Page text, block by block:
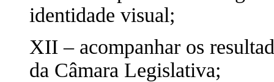
identidade visual;
XII – acompanhar os
da Câmara Legislativa;